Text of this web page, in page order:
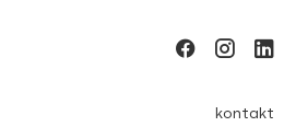
kontakt